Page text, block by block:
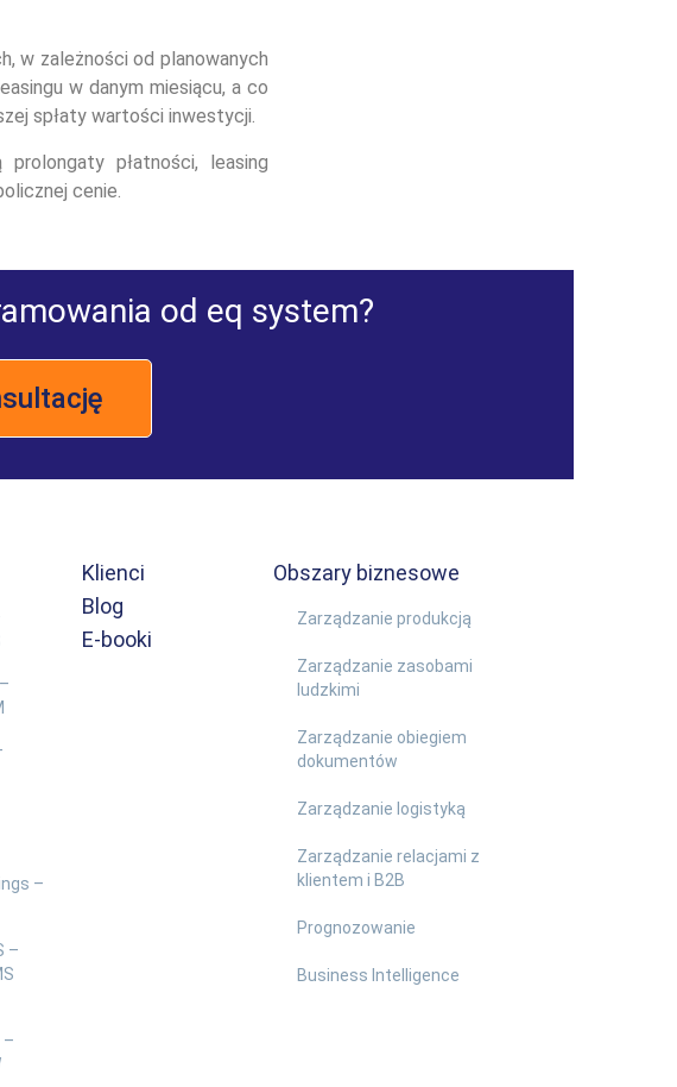
w zależności od planowanych
w danym miesiącu, a co
spłaty wartości inwestycji.
płatności, leasing
cenie.
od eq system?
–
–
–
Klienci
Blog
E-booki
Obszary biznesowe
Zarządzanie produkcją
Zarządzanie zasobami
ludzkimi
Zarządzanie obiegiem
dokumentów
Zarządzanie logistyką
Zarządzanie relacjami z
klientem i B2B
Prognozowanie
Business Intelligence